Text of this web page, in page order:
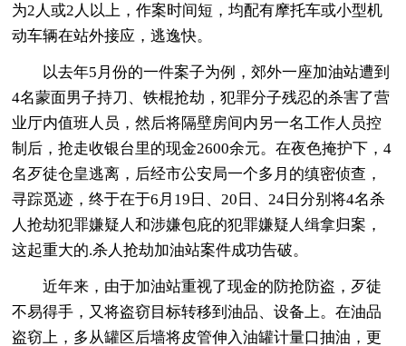
为2人或2人以上，作案时间短，均配有摩托车或小型机
动车辆在站外接应，逃逸快。
以去年5月份的一件案子为例，郊外一座加油站遭到
4名蒙面男子持刀、铁棍抢劫，犯罪分子残忍的杀害了营
业厅内值班人员，然后将隔壁房间内另一名工作人员控
制后，抢走收银台里的现金2600余元。在夜色掩护下，4
名歹徒仓皇逃离，后经市公安局一个多月的缜密侦查，
寻踪觅迹，终于在于6月19日、20日、24日分别将4名杀
人抢劫犯罪嫌疑人和涉嫌包庇的犯罪嫌疑人缉拿归案，
这起重大的.杀人抢劫加油站案件成功告破。
近年来，由于加油站重视了现金的防抢防盗，歹徒
不易得手，又将盗窃目标转移到油品、设备上。在油品
盗窃上，多从罐区后墙将皮管伸入油罐计量口抽油，更